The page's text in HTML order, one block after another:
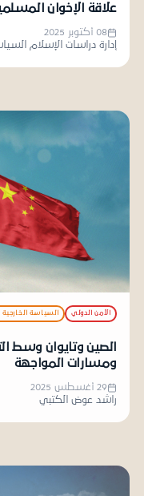
علاقة الإخوان
08 أكتوبر 2025
إدارة دراسات الإسلام
الأمن الدولي السياسة الخارجية
الصين وتايوان وسط
ومسارات المواجهة
29 أغسطس 2025
راشد عوض الكتبي